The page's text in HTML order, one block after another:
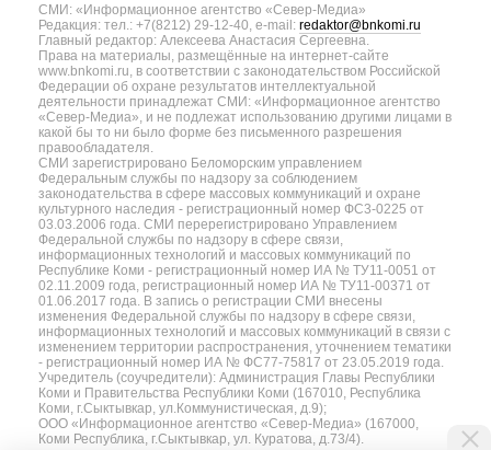
СМИ: «Информационное агентство «Север-Медиа»
Редакция: тел.: +7(8212) 29-12-40, e-mail: redaktor@bnkomi.ru
Главный редактор: Алексеева Анастасия Сергеевна.
Права на материалы, размещённые на интернет-сайте
www.bnkomi.ru, в соответствии с законодательством Российской
Федерации об охране результатов интеллектуальной
деятельности принадлежат СМИ: «Информационное агентство
«Север-Медиа», и не подлежат использованию другими лицами в
какой бы то ни было форме без письменного разрешения
правообладателя.
СМИ зарегистрировано Беломорским управлением
Федеральным службы по надзору за соблюдением
законодательства в сфере массовых коммуникаций и охране
культурного наследия - регистрационный номер ФС3-0225 от
03.03.2006 года. СМИ перерегистрировано Управлением
Федеральной службы по надзору в сфере связи,
информационных технологий и массовых коммуникаций по
Республике Коми - регистрационный номер ИА № ТУ11-0051 от
02.11.2009 года, регистрационный номер ИА № ТУ11-00371 от
01.06.2017 года. В запись о регистрации СМИ внесены
изменения Федеральной службы по надзору в сфере связи,
информационных технологий и массовых коммуникаций в связи с
изменением территории распространения, уточнением тематики
- регистрационный номер ИА № ФС77-75817 от 23.05.2019 года.
Учредитель (соучредители): Администрация Главы Республики
Коми и Правительства Республики Коми (167010, Республика
Коми, г.Сыктывкар, ул.Коммунистическая, д.9);
ООО «Информационное агентство «Север-Медиа» (167000,
Коми Республика, г.Сыктывкар, ул. Куратова, д.73/4).